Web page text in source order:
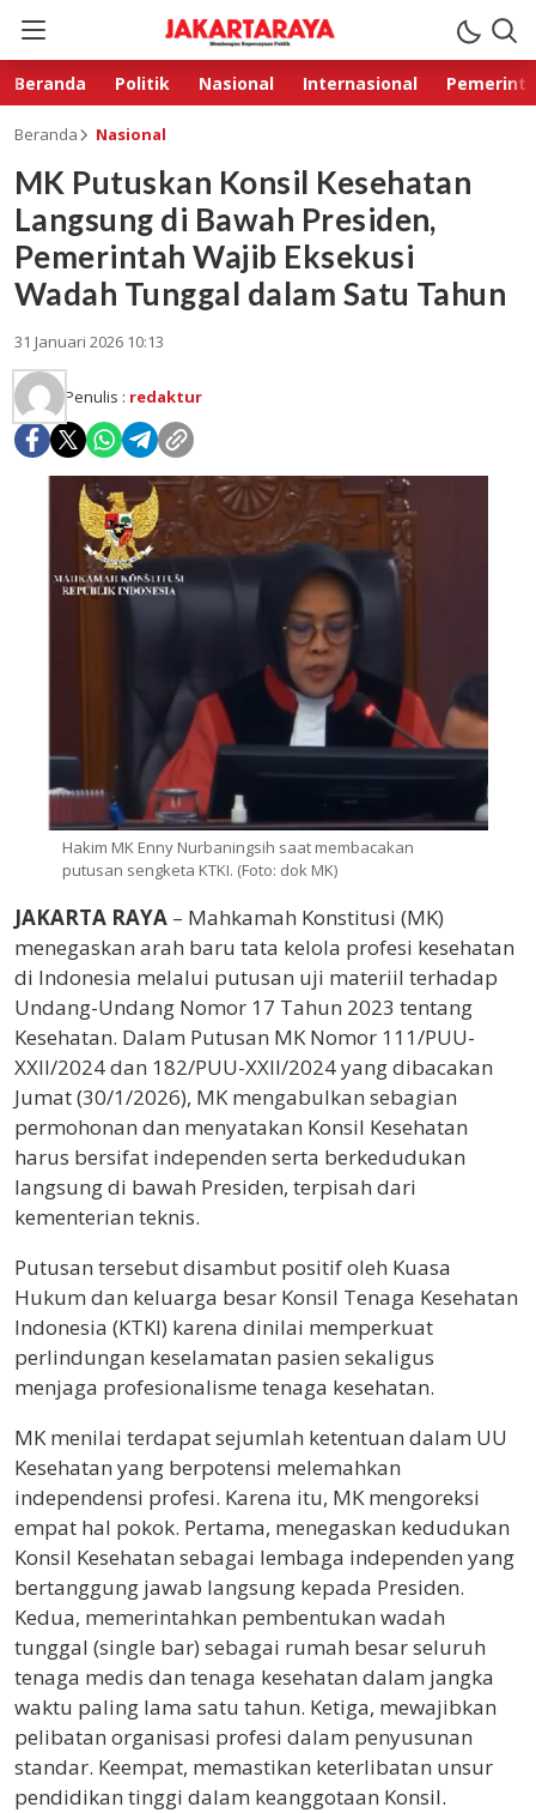
Beranda Politik Nasional Internasional
Beranda Nasional
MK Putuskan Konsil Kesehatan
Langsung di Bawah Presiden,
Pemerintah Wajib Eksekusi
Wadah Tunggal dalam Satu Tahun
31 Januari 2026 10:13
Penulis : redaktur
Hakim MK Enny Nurbaningsih saat membacakan
putusan sengketa KTKI. (Foto: dok MK)
JAKARTA RAYA – Mahkamah Konstitusi (MK)
menegaskan arah baru tata kelola profesi kesehatan
di Indonesia melalui putusan uji materiil terhadap
Undang-Undang Nomor 17 Tahun 2023 tentang
Kesehatan. Dalam Putusan MK Nomor 111/PUU-
XXII/2024 dan 182/PUU-XXII/2024 yang dibacakan
Jumat (30/1/2026), MK mengabulkan sebagian
permohonan dan menyatakan Konsil Kesehatan
harus bersifat independen serta berkedudukan
langsung di bawah Presiden, terpisah dari
kementerian teknis.
Putusan tersebut disambut positif oleh Kuasa
Hukum dan keluarga besar Konsil Tenaga Kesehatan
Indonesia (KTKI) karena dinilai memperkuat
perlindungan keselamatan pasien sekaligus
menjaga profesionalisme tenaga kesehatan.
MK menilai terdapat sejumlah ketentuan dalam UU
Kesehatan yang berpotensi melemahkan
independensi profesi. Karena itu, MK mengoreksi
empat hal pokok. Pertama, menegaskan kedudukan
Konsil Kesehatan sebagai lembaga independen yang
bertanggung jawab langsung kepada Presiden.
Kedua, memerintahkan pembentukan wadah
tunggal (single bar) sebagai rumah besar seluruh
tenaga medis dan tenaga kesehatan dalam jangka
waktu paling lama satu tahun. Ketiga, mewajibkan
pelibatan organisasi profesi dalam penyusunan
standar. Keempat, memastikan keterlibatan unsur
pendidikan tinggi dalam keanggotaan Konsil.